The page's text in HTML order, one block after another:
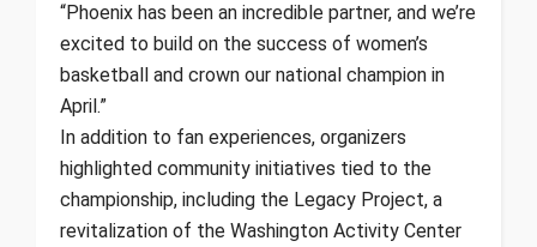
“Phoenix has been an incredible partner, and we’re
excited to build on the success of women’s
basketball and crown our national champion in
April.”
In addition to fan experiences, organizers
highlighted community initiatives tied to the
championship, including the Legacy Project, a
revitalization of the Washington Activity Center